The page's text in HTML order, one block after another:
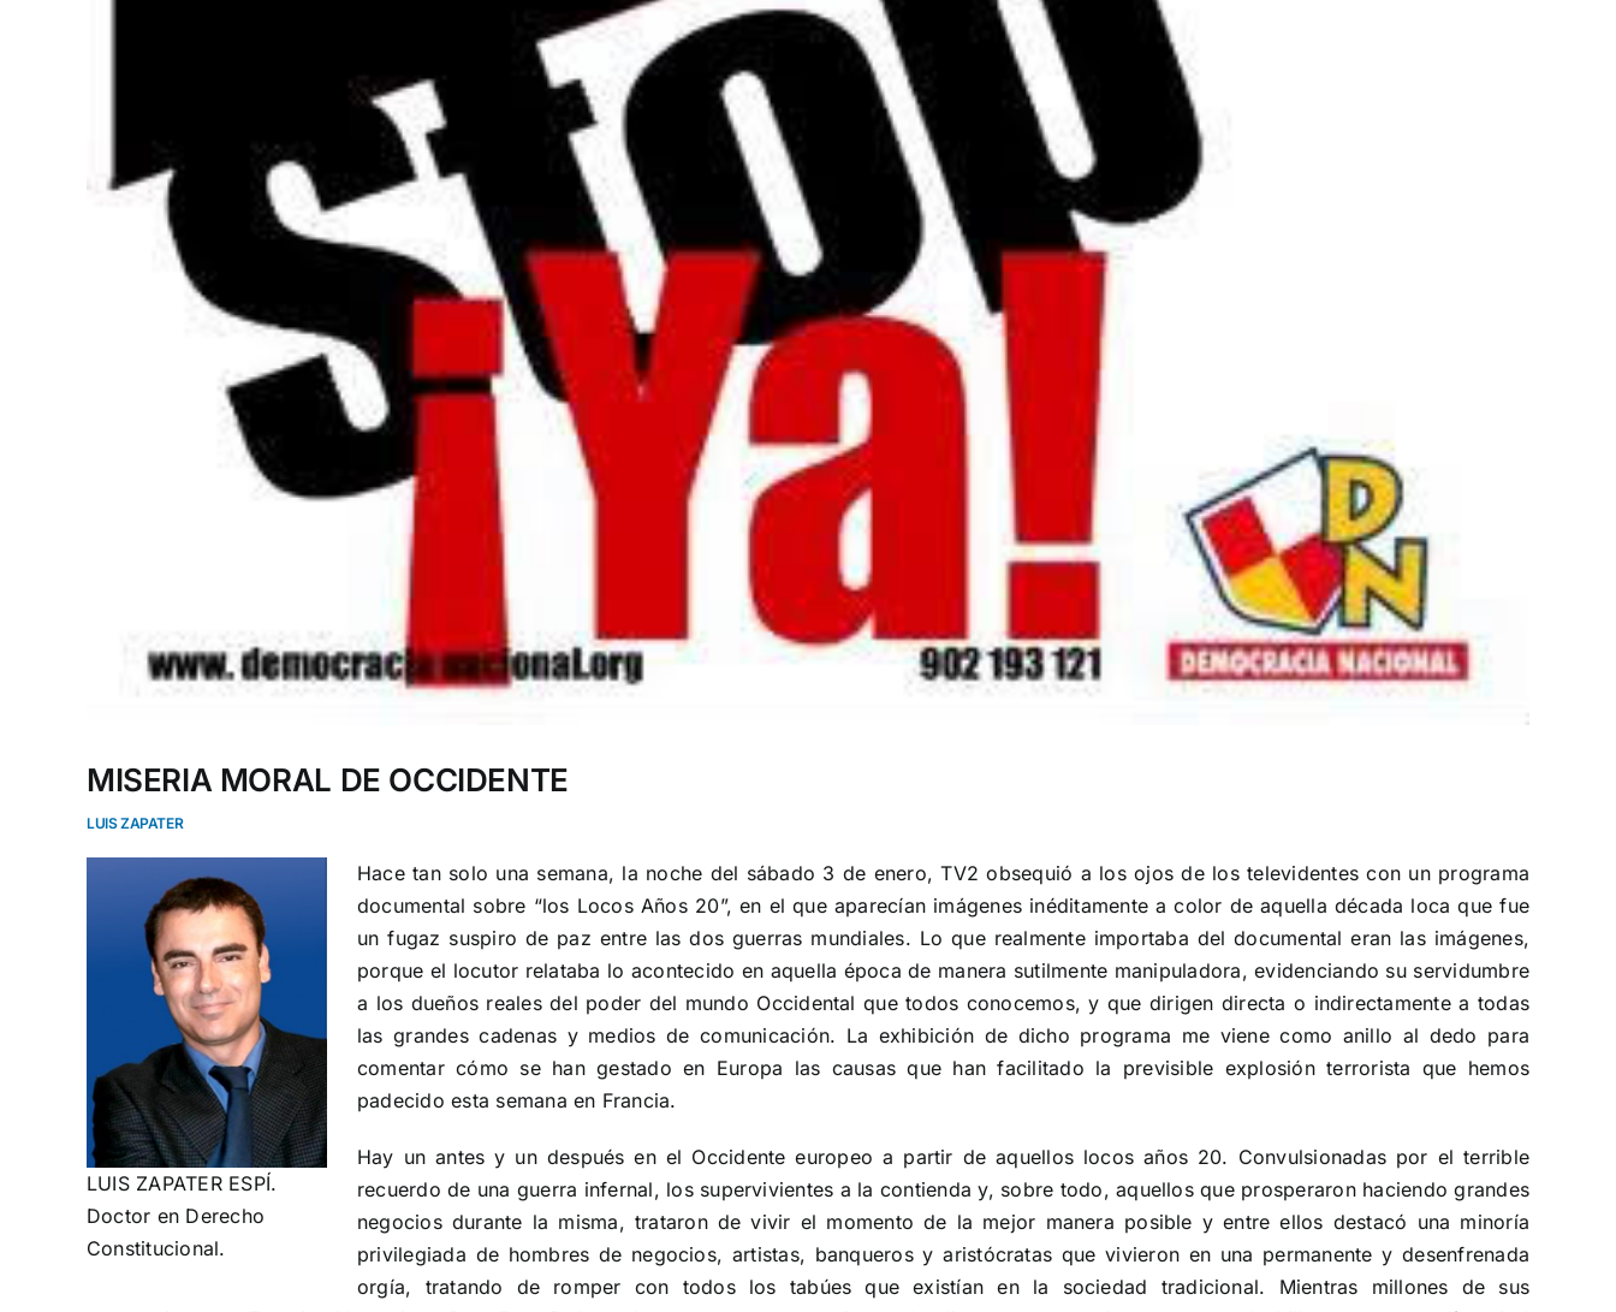
MISERIA MORAL DE OCCIDENTE
LUIS ZAPATER
LUIS ZAPATER ESPÍ.
Doctor en Derecho
Constitucional.
Hace tan solo una semana, la noche del sábado 3 de enero, TV2 obsequió a los ojos de los televidentes con un programa
documental sobre “los Locos Años 20”, en el que aparecían imágenes inéditamente a color de aquella década loca que fue
un fugaz suspiro de paz entre las dos guerras mundiales. Lo que realmente importaba del documental eran las imágenes,
porque el locutor relataba lo acontecido en aquella época de manera sutilmente manipuladora, evidenciando su servidumbre
a los dueños reales del poder del mundo Occidental que todos conocemos, y que dirigen directa o indirectamente a todas
las grandes cadenas y medios de comunicación. La exhibición de dicho programa me viene como anillo al dedo para
comentar cómo se han gestado en Europa las causas que han facilitado la previsible explosión terrorista que hemos
padecido esta semana en Francia.
Hay un antes y un después en el Occidente europeo a partir de aquellos locos años 20. Convulsionadas por el terrible
recuerdo de una guerra infernal, los supervivientes a la contienda y, sobre todo, aquellos que prosperaron haciendo grandes
negocios durante la misma, trataron de vivir el momento de la mejor manera posible y entre ellos destacó una minoría
privilegiada de hombres de negocios, artistas, banqueros y aristócratas que vivieron en una permanente y desenfrenada
orgía, tratando de romper con todos los tabúes que existían en la sociedad tradicional. Mientras millones de sus